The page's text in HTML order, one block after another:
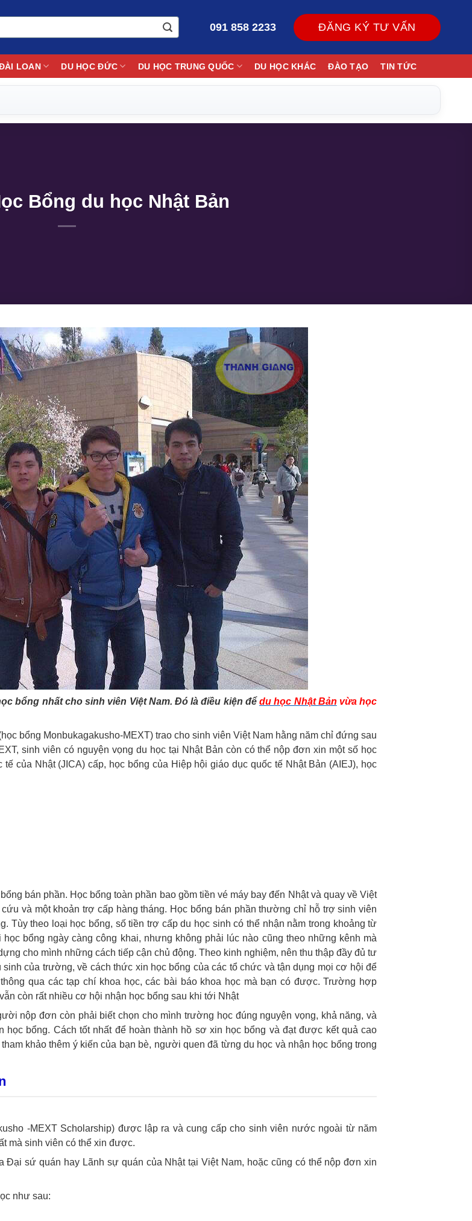
091 858 2233 ĐĂNG KÝ TƯ VẤN
LOAN DU HỌC ĐỨC DU HỌC TRUNG QUỐC DU HỌC KHÁC ĐÀO TẠO TIN TỨC
Bổng du học Nhật Bản
bổng nhất cho sinh viên Việt Nam. Đó là điều kiện đểdu học Nhật Bản vừa học
bổng Monbukagakusho-MEXT) trao cho sinh viên Việt Nam hằng năm chỉ đứng sau
sinh viên có nguyện vọng du học tại Nhật Bản còn có thể nộp đơn xin một số học
của Nhật (JICA) cấp, học bổng của Hiệp hội giáo dục quốc tế Nhật Bản (AIEJ), học
bán phần. Học bổng toàn phần bao gồm tiền vé máy bay đến Nhật và quay về Việt
và một khoản trợ cấp hàng tháng. Học bổng bán phần thường chỉ hỗ trợ sinh viên
Tùy theo loại học bổng, số tiền trợ cấp du học sinh có thể nhận nằm trong khoảng từ
bổng ngày càng công khai, nhưng không phải lúc nào cũng theo những kênh mà
cho mình những cách tiếp cận chủ động. Theo kinh nghiệm, nên thu thập đầy đủ tư
của trường, về cách thức xin học bổng của các tổ chức và tận dụng mọi cơ hội để
qua các tạp chí khoa học, các bài báo khoa học mà bạn có được. Trường hợp
còn rất nhiều cơ hội nhận học bổng sau khi tới Nhật
nộp đơn còn phải biết chọn cho mình trường học đúng nguyện vọng, khả năng, và
học bổng. Cách tốt nhất để hoàn thành hồ sơ xin học bổng và đạt được kết quả cao
khảo thêm ý kiến của bạn bè, người quen đã từng du học và nhận học bổng trong
-MEXT Scholarship) được lập ra và cung cấp cho sinh viên nước ngoài từ năm
mà sinh viên có thể xin được.
Đại sứ quán hay Lãnh sự quán của Nhật tại Việt Nam, hoặc cũng có thể nộp đơn xin
như sau: